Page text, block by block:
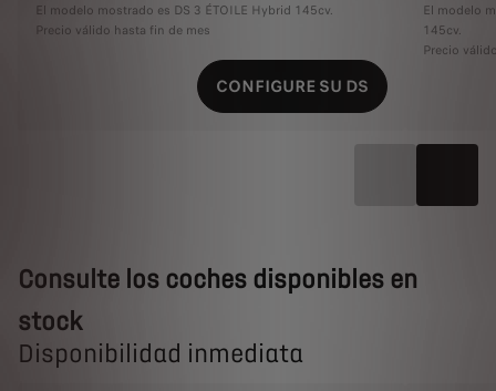
El modelo mostrado es DS 3 ÉTOILE Hybrid 145cv.
Precio válido hasta fin de mes
CONFIGURE SU DS
El modelo
145cv.
Precio
Consulte los coches disponibles en
stock
Disponibilidad inmediata